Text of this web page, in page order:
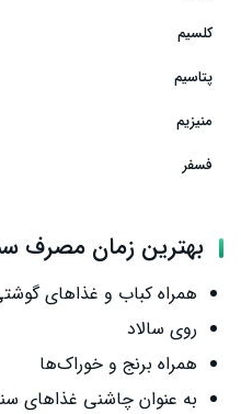
کلسیم
پتاسیم
منیزیم
فسفر
بهترین زمان مصرف
همراه کباب و غذاهای
روی سالاد
همراه برنج و خوراک‌ها
به عنوان چاشنی غذاهای